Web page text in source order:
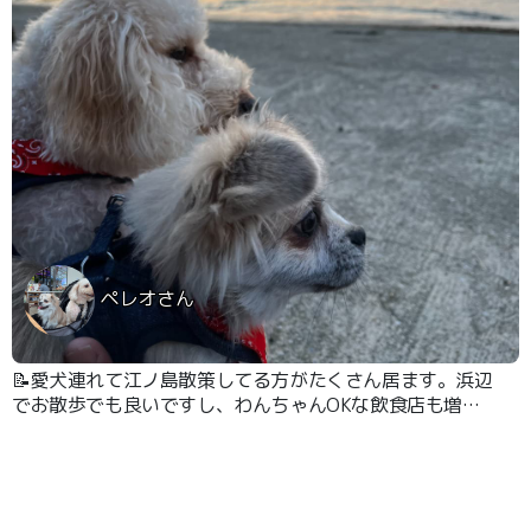
ペレオさん
📝愛犬連れて江ノ島散策してる方がたくさん居ます。浜辺
でお散歩でも良いですし、わんちゃんOKな飲食店も増え